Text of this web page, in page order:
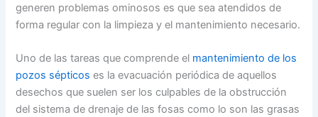
generen problemas ominosos es que sea atendidos de
forma regular con la limpieza y el mantenimiento necesario.
Uno de las tareas que comprende el mantenimiento de los
pozos sépticos es la evacuación periódica de aquellos
desechos que suelen ser los culpables de la obstrucción
del sistema de drenaje de las fosas como lo son las grasas